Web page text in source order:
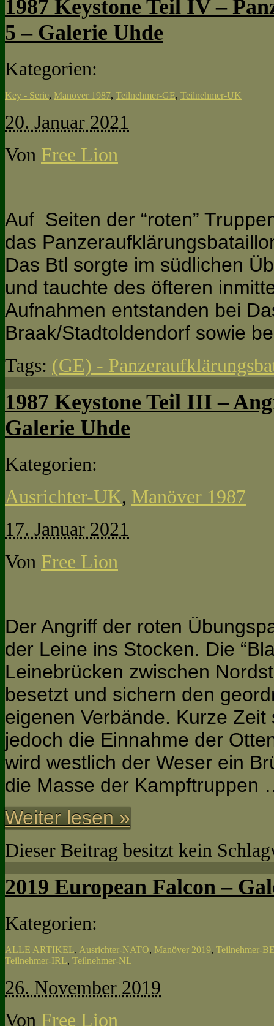
1987 Keystone Teil IV –
5 – Galerie Uhde
Kategorien:
Key - Serie, Manöver 1987, Teilnehmer-GE, Teilnehmer-UK
20. Januar 2021
Von Free Lion
Auf Seiten der “roten”
das
Das Btl sorgte im südlichen
und tauchte des öfteren
Aufnahmen entstanden bei
Braak/Stadtoldendorf sowie
Tags: (GE) -
1987 Keystone Teil III –
Galerie Uhde
Kategorien:
Ausrichter-UK, Manöver 1987
17. Januar 2021
Von Free Lion
Der Angriff der roten
der Leine ins Stocken. Die
Leinebrücken zwischen
besetzt und sichern den
eigenen Verbände. Kurze Zeit
jedoch die Einnahme der
wird westlich der Weser ein
die Masse der Kampftruppen
Weiter lesen »
Dieser Beitrag besitzt kein
2019 European Falcon –
Kategorien:
ALLE ARTIKEL, Ausrichter-NATO, Manöver 2019, Teilnehmer-
Teilnehmer-IRL, Teilnehmer-NL
26. November 2019
Von Free Lion